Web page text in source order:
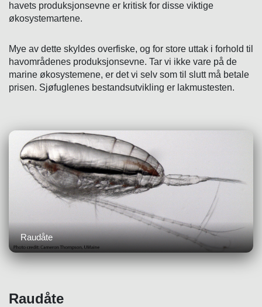
havets produksjonsevne er kritisk for disse viktige
økosystemartene.
Mye av dette skyldes overfiske, og for store uttak i forhold til
havområdenes produksjonsevne. Tar vi ikke vare på de
marine økosystemene, er det vi selv som til slutt må betale
prisen. Sjøfuglenes bestandsutvikling er lakmustesten.
Raudåte
Raudåte